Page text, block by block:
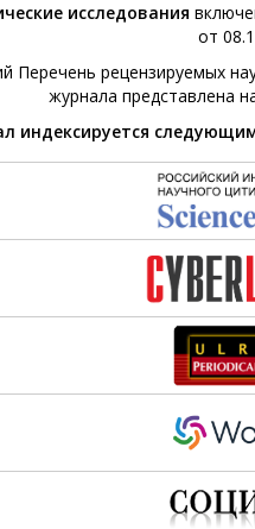
исследования
от
Перечень рецензируемых
журнала представлена
индексируется